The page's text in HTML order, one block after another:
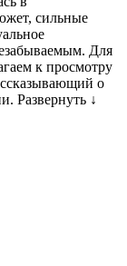
сильные
Для
к просмотру
о
Развернуть ↓